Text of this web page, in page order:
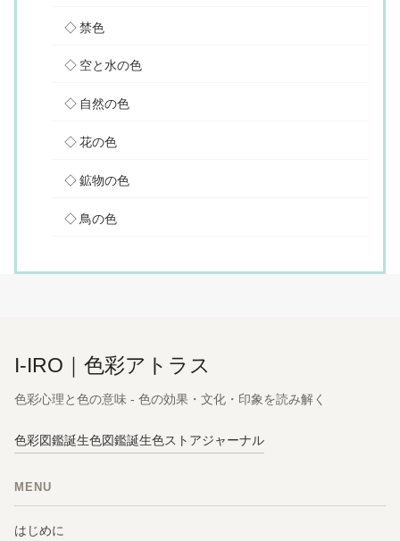
禁色
空と水の色
自然の色
花の色
鉱物の色
鳥の色
I-IRO｜色彩アトラス
色彩心理と色の意味 - 色の効果・文化・印象を読み解く
色彩図鑑誕生色図鑑誕生色ストアジャーナル
MENU
はじめに